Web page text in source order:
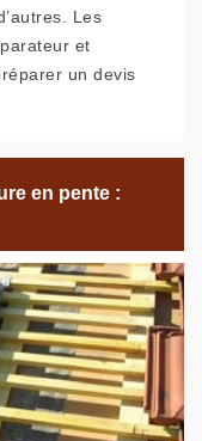
Les
et
un devis
en pente :